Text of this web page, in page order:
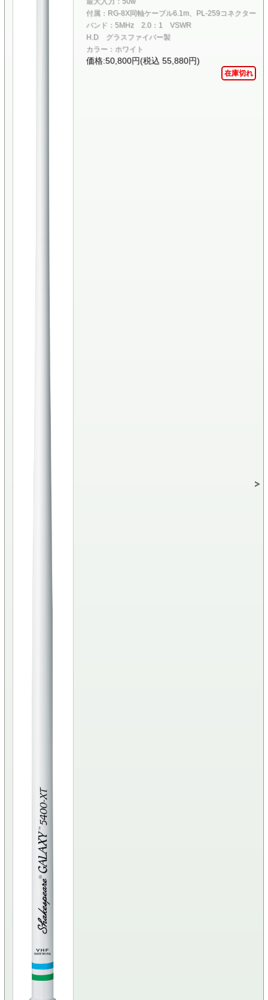
付属：RG-8X同軸ケーブル6.1m、PL-259コネクター
バンド：5MHz 2.0：1 VSWR
H.D グラスファイバー製
カラー：ホワイト
価格:50,800円(税込 55,880円)
在庫切れ